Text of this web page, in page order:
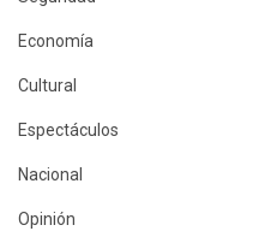
Economía
Cultural
Espectáculos
Nacional
Opinión